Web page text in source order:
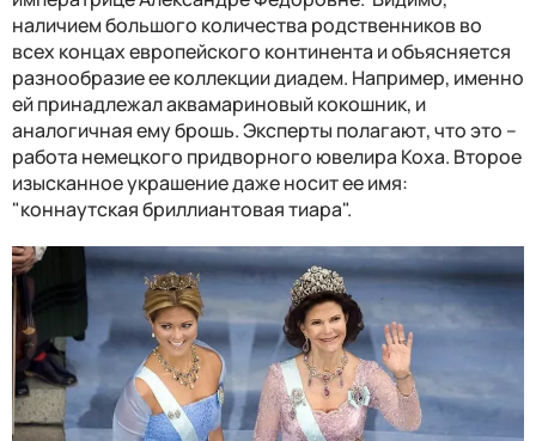
наличием большого количества родственников во
всех концах европейского континента и объясняется
разнообразие ее коллекции диадем. Например, именно
ей принадлежалаквамариновый кокошник, и
аналогичная ему брошь. Эксперты полагают, что это –
работа немецкого придворного ювелира Коха. Второе
изысканное украшение даже носит ее имя:
"коннаутская бриллиантовая тиара".